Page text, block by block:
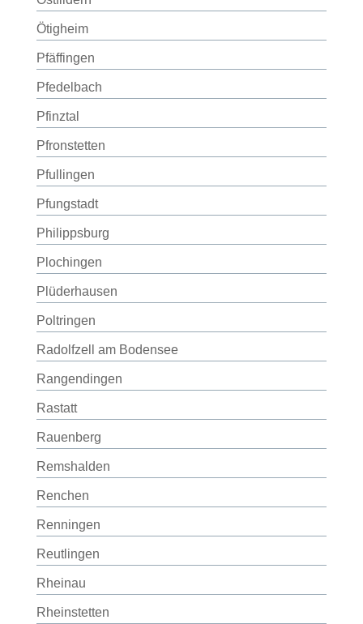
Ötigheim
Pfäffingen
Pfedelbach
Pfinztal
Pfronstetten
Pfullingen
Pfungstadt
Philippsburg
Plochingen
Plüderhausen
Poltringen
Radolfzell am Bodensee
Rangendingen
Rastatt
Rauenberg
Remshalden
Renchen
Renningen
Reutlingen
Rheinau
Rheinstetten